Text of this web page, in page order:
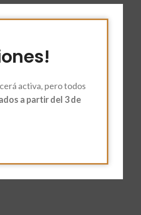
activa, pero todos
a partir del 3 de